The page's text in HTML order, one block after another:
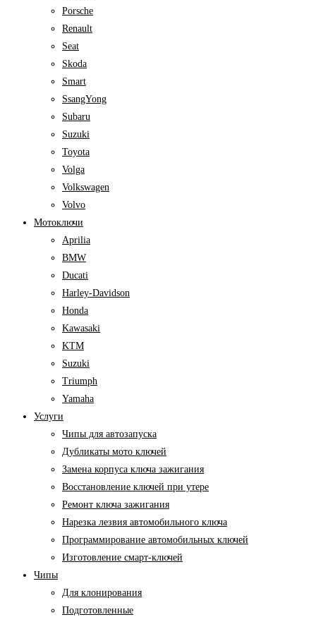
Porsche
Renault
Seat
Skoda
Smart
SsangYong
Subaru
Suzuki
Toyota
Volga
Volkswagen
Volvo
Мотоключи
Aprilia
BMW
Ducati
Harley-Davidson
Honda
Kawasaki
KTM
Suzuki
Triumph
Yamaha
Услуги
Чипы для автозапуска
Дубликаты мото ключей
Замена корпуса ключа зажигания
Восстановление ключей при утере
Ремонт ключа зажигания
Нарезка лезвия автомобильного ключа
Программирование автомобильных ключей
Изготовление смарт-ключей
Чипы
Для клонирования
Подготовленные